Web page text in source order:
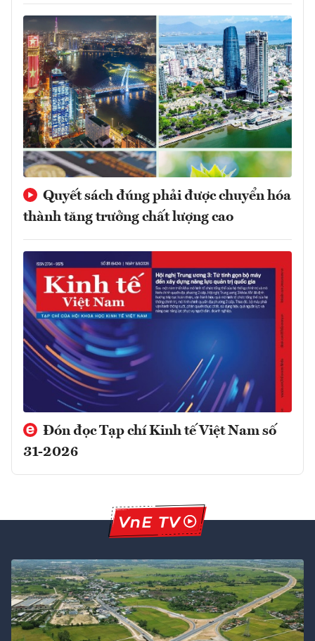
Quyết sách đúng phải được chuyển hóa
thành tăng trưởng chất lượng cao
Đón đọc Tạp chí Kinh tế Việt Nam số
31-2026